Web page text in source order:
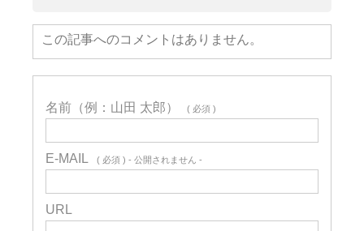
この記事へのコメントはありません。
名前（例：山田 太郎） ( 必須 )
E-MAIL ( 必須 ) - 公開されません -
URL